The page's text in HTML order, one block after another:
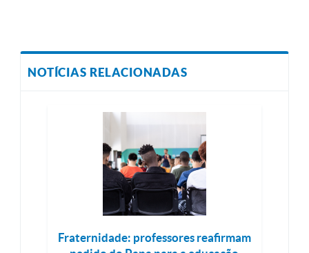
NOTÍCIAS RELACIONADAS
Fraternidade: professores reafirmam